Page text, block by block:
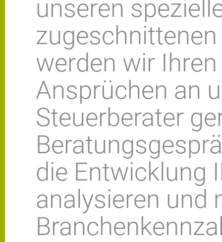
unseren
werden wir
Ansprüchen an
Steuerberater
die Entwicklung
analysieren und